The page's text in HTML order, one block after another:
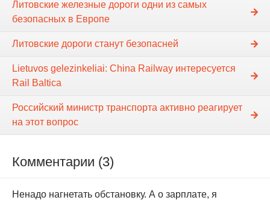
Литовские железные дороги одни из самых
безопасных в Европе
Литовские дороги станут безопасней
Lietuvos gelezinkeliai: China Railway интересуется
Rail Baltica
Российский министр транспорта активно реагирует
на этот вопрос
Комментарии (3)
Ненадо нагнетать обстановку. А о зарплате, я